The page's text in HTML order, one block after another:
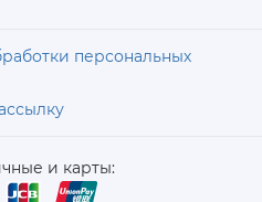
персональных
и карты: